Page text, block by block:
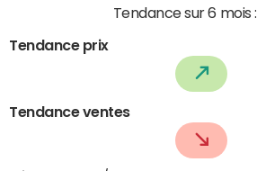
Tendance sur 6 mois :
Tendance prix
Tendance ventes